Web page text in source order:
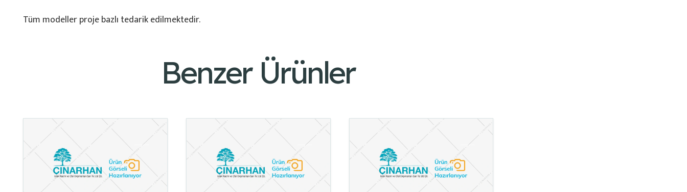
Tüm modeller proje bazlı tedarik edilmektedir.
Benzer Ürünler